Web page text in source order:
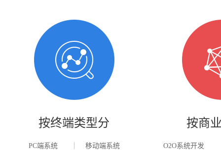
按终端类型分
PC端系统 移动端系统
按商
O2O系统开发